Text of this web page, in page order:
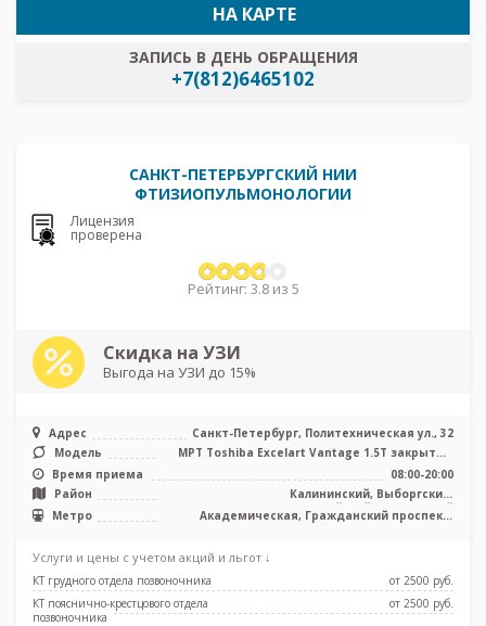
ЗАПИСЬ В ДЕНЬ ОБРАЩЕНИЯ
+7(812)6465102
НА КАРТЕ
САНКТ-ПЕТЕРБУРГСКИЙ НИИ
ФТИЗИОПУЛЬМОНОЛОГИИ
Лицензия
проверена
Рейтинг: 3.8 из 5
Скидка на УЗИ
Выгода на УЗИ до 15%
Адрес
Санкт-Петербург, Политехническая ул., 32
Модель
МРТ Toshiba Excelart Vantage 1.5T закрытый
Время приема
08:00-20:00
Район
Калининский, Выборгский,
Красногвардейский, Приморский
Метро
Академическая, Гражданский проспект,
Услуги и цены с учетом акций и льгот ↓
КТ грудного отдела позвоночника
от 2500 pуб.
КТ пояснично-крестцового отдела
позвоночника
от 2500 pуб.